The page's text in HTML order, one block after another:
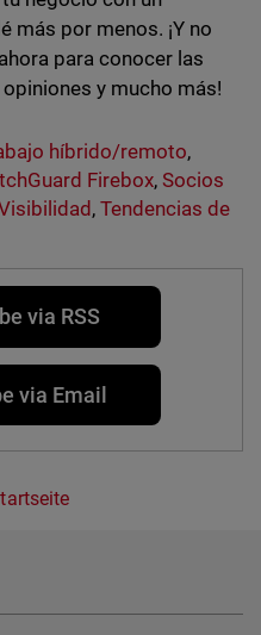
más por menos. ¡Y no
para conocer las
y mucho más!
híbrido/remoto,
Firebox,Socios
,Tendencias de
via RSS
via Email